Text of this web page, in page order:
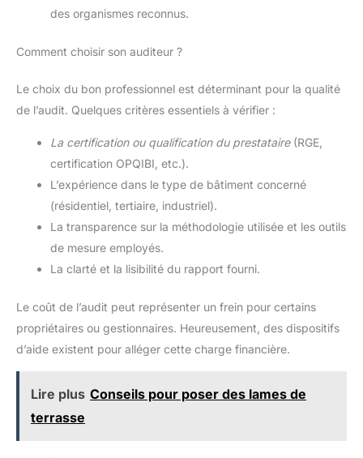
des organismes reconnus.
Comment choisir son auditeur ?
Le choix du bon professionnel est déterminant pour la qualité
de l’audit. Quelques critères essentiels à vérifier :
La certification ou qualification du prestataire(RGE,
certification OPQIBI, etc.).
L’expérience dans le type de bâtiment concerné
(résidentiel, tertiaire, industriel).
La transparence sur la méthodologie utilisée et les outils
de mesure employés.
La clarté et la lisibilité du rapport fourni.
Le coût de l’audit peut représenter un frein pour certains
propriétaires ou gestionnaires. Heureusement, des dispositifs
d’aide existent pour alléger cette charge financière.
Lire plus Conseils pour poser des lames de
terrasse